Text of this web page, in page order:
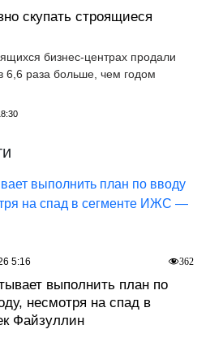
скупать строящиеся
бизнес-центрах продали
раза больше, чем годом
выполнить план по
несмотря на спад в
Файзуллин
362
5:16